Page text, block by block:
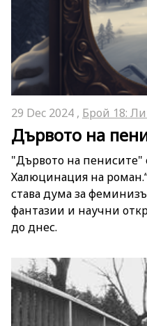
29 Dec 2024 , Брой 18:
Дървото на
"Дървото на пенисите"
Халюцинация на
става дума за
фантазии и научни
до днес.